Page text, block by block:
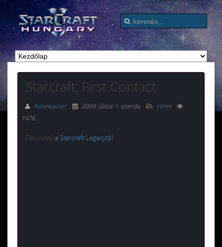
Starcraft: First Contact
Astonkacser 2009. július 1. szerda.
Hírek
1476
Fan videó a Starcraft Legacytól: